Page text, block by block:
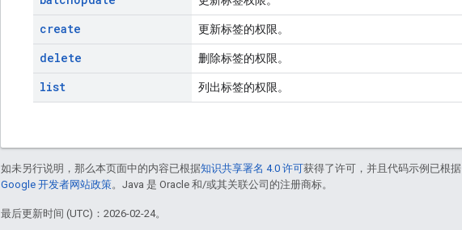
create 更新标签的权限。
delete 删除标签的权限。
list 列出标签的权限。
如未另行说明，那么本页面中的内容已根据知识共享署名 4.0 许可获得了许可，并且代码示例已根据
Google 开发者网站政策。Java 是 Oracle 和/或其关联公司的注册商标。
最后更新时间 (UTC)：2026-02-24。